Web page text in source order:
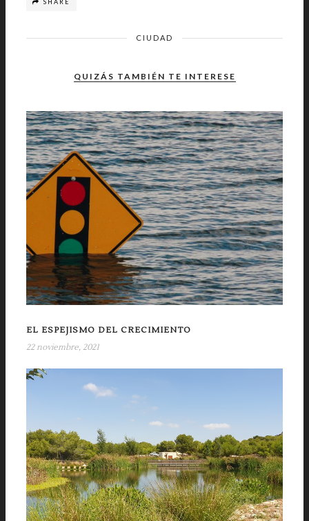
SHARE
CIUDAD
QUIZÁS TAMBIÉN TE INTERESE
EL ESPEJISMO DEL CRECIMIENTO
22 noviembre, 2021